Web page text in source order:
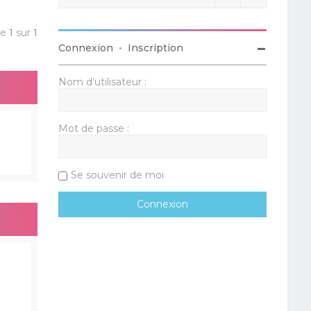
1 sur1
Connexion • Inscription
Nom d’utilisateur :
Mot de passe :
Se souvenir de moi